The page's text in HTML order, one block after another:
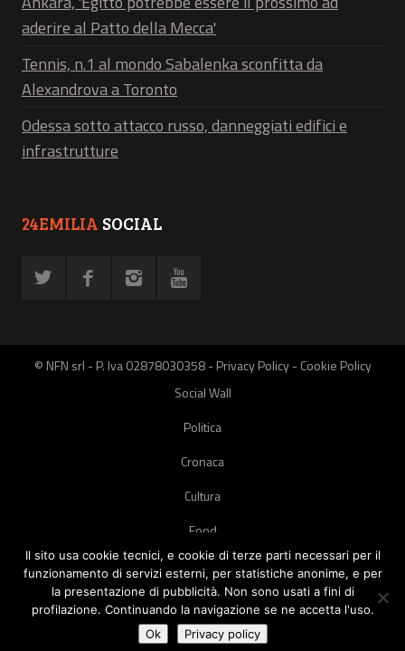
aderire al Patto della Mecca'
Tennis, n.1 al mondo Sabalenka sconfitta da
Alexandrova a Toronto
Odessa sotto attacco russo, danneggiati edifici e
infrastrutture
24EMILIA SOCIAL
© NFN srl - P. Iva 02878030358 -Privacy Policy-Cookie Policy
Social Wall
Politica
Cronaca
Cultura
Food
Green
Pets
Street Style
Il sito usa cookie tecnici, e cookie di terze parti necessari per il
funzionamento di servizi esterni, per statistiche anonime, e per
la presentazione di pubblicità. Non sono usati a fini di
profilazione. Continuando la navigazione se ne accetta l'uso.
Ok
Privacy policy